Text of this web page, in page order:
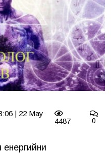
| 22 May
4487 0